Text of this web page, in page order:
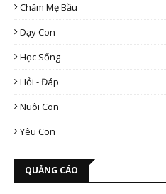
Chăm Mẹ Bầu
Dạy Con
Học Sống
Hỏi - Đáp
Nuôi Con
Yêu Con
QUẢNG CÁO